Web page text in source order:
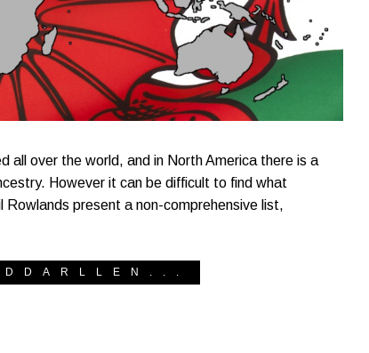
all over the world, and in North America there is a
However it can be difficult to find what
Rowlands present a non-comprehensive list,
DDARLLEN...